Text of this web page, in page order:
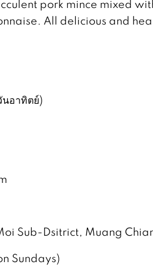
pork mince mixed
All delicious and
อาทิตย์)
Sub-Dsitrict, Muang
Sundays)